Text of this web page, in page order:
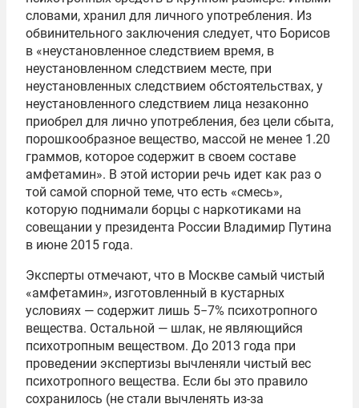
словами, хранил для личного употребления. Из
обвинительного заключения следует, что Борисов
в «неустановленное следствием время, в
неустановленном следствием месте, при
неустановленных следствием обстоятельствах, у
неустановленного следствием лица незаконно
приобрел для лично употребления, без цели сбыта,
порошкообразное вещество, массой не менее 1.20
граммов, которое содержит в своем составе
амфетамин». В этой истории речь идет как раз о
той самой спорной теме, что есть «смесь»,
которую поднимали борцы с наркотиками на
совещании у президента России Владимир Путина
в июне 2015 года.
Эксперты отмечают, что в Москве самый чистый
«амфетамин», изготовленный в кустарных
условиях — содержит лишь 5−7% психотропного
вещества. Остальной — шлак, не являющийся
психотропным веществом. До 2013 года при
проведении экспертизы вычленяли чистый вес
психотропного вещества. Если бы это правило
сохранилось (не стали вычленять из-за